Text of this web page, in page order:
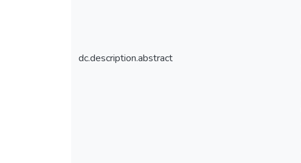
dc.description.abstract